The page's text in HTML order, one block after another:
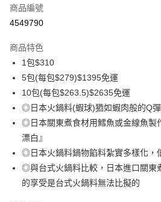
信用卡分期付款
合作金庫商業銀行
華南商業銀行
上海商業儲蓄銀行
國泰世華商業銀行
臺灣中小企業銀行
台
匯豐（台灣）商業銀行
華
聯邦商業銀行
遠
元大商業銀行
玉山商業銀行
星
台新國際商業銀行
中
台灣樂天信用卡公司
6 期 0 利率 每期
華南商業銀行
上海商業儲蓄銀行
國泰世華商業銀行
兆
臺灣中小企業銀行
台
匯豐（台灣）商業銀行
聯邦商業銀行
遠
元大商業銀行
永
玉山商業銀行
星
台新國際商業銀行
LINE Pay
Apple Pay
悠遊付
ATM付款
貨到付款
商品編號
4549790
商品特色
1包$310
5包(每包$279)$1395免運
10包(每包$263.5)$2635免運
◎日本火鍋料(蝦球)猶如蝦肉般的Q
◎日本關東煮食材用鱈魚或金線魚製
漂白』
◎日本火鍋料鍋物餡料紮實多樣化，
◎與台式火鍋料比較，日本進口關東
的享受是台式火鍋料無法比擬的